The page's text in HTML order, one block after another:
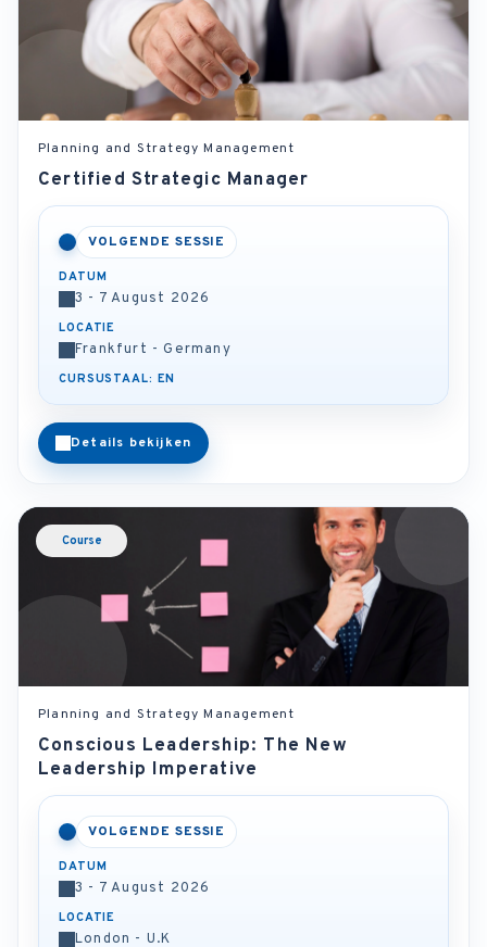
Planning and Strategy Management
Certified Strategic Manager
VOLGENDE SESSIE
DATUM
3 - 7 August 2026
LOCATIE
Frankfurt - Germany
CURSUSTAAL: EN
Details bekijken
Course
Planning and Strategy Management
Conscious Leadership: The New
Leadership Imperative
VOLGENDE SESSIE
DATUM
3 - 7 August 2026
LOCATIE
London - U.K